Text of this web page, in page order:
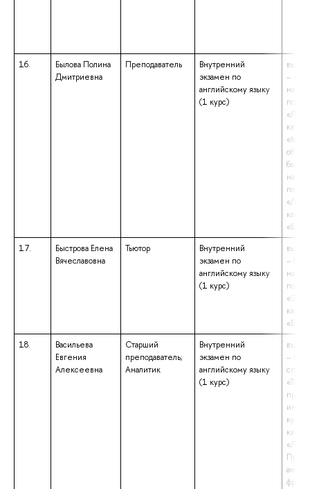
16.
Былова Полина
Дмитриевна
Преподаватель
Внутренний
экзамен по
английскому языку
(1 курс)
–
17.
Быстрова Елена
Вячеславовна
Тьютор
Внутренний
экзамен по
английскому языку
(1 курс)
–
18.
Васильева
Евгения
Алексеевна
Старший
преподаватель;
Аналитик
Внутренний
экзамен по
английскому языку
(1 курс)
–